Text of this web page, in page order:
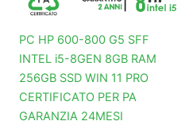
PC HP 600-800 G5 SFF
INTEL i5-8GEN 8GB RAM
256GB SSD WIN 11 PRO
CERTIFICATO PER PA
GARANZIA 24MESI